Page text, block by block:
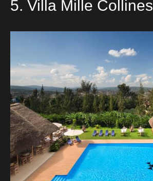
5. Villa Mille Collines